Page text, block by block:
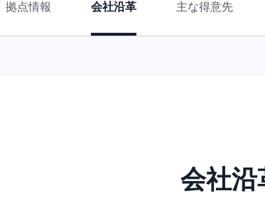
拠点情報 会社沿革 主な得意先
会社沿